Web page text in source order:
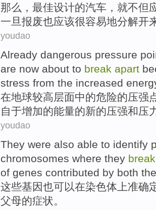
那么 ， 最佳设计的汽车 ， 就不但
一旦报废也应该很容易地分解开
youdao
Already dangerous pressure
are now about to break apart
stress from the increased
在地球较高层面中的危险的压强
自于增加的能量的新的压强和压
youdao
They were also able to identify
chromosomes where they
of genes contributed by both
这些基因也可以在染色体 上准确
父母的症状。